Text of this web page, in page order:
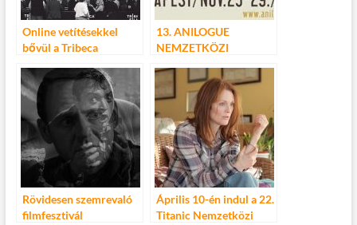
Online vetítésekkel
bővül a Tribeca
13. ANILOGUE
NEMZETKÖZI
FILMFESZTIVÁL
Rövidesen szemrevaló
filmfesztivál
Április 10-én indul a 22.
Titanic Nemzetközi